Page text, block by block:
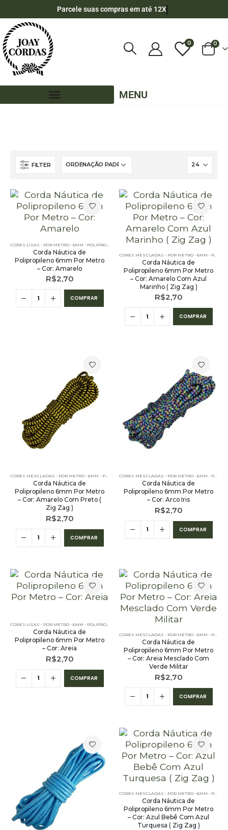
Parcele suas compras em até 12X
0 0
MENU
FILTER
Corda Náutica de
Polipropileno 6mm Por Metro
– Cor: Amarelo
R$2,70
COMPRAR
Corda Náutica de
Polipropileno 6mm Por Metro
– Cor: Amarelo Com Azul
Marinho ( Zig Zag )
R$2,70
COMPRAR
CORES MESCLADAS - POR METRO - 6MM - POLIPROPILENO
Corda Náutica de
Polipropileno 6mm Por Metro
– Cor: Amarelo Com Preto (
Zig Zag )
R$2,70
COMPRAR
CORES MESCLADAS - POR METRO - 6MM - POLIPROPILENO
Corda Náutica de
Polipropileno 6mm Por Metro
– Cor: Arco Iris
R$2,70
COMPRAR
CORES LISAS - POR METRO - 6MM - POLIPROPILENO
Corda Náutica de
Polipropileno 6mm Por Metro
– Cor: Areia
R$2,70
COMPRAR
CORES MESCLADAS - POR METRO - 6MM - POLIPROPILENO
Corda Náutica de
Polipropileno 6mm Por Metro
– Cor: Areia Mesclado Com
Verde Militar
R$2,70
COMPRAR
CORES MESCLADAS - POR METRO - 6MM - POLIPROPILENO
Corda Náutica de
Polipropileno 6mm Por Metro
– Cor: Azul Bebê Com Azul
Turquesa ( Zig Zag )